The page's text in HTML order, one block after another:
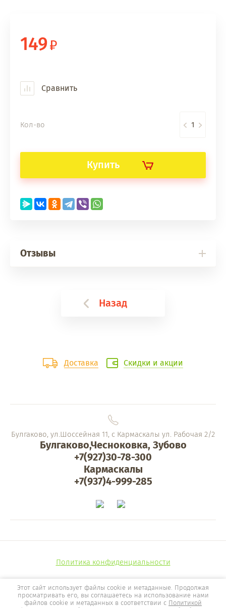
149
Сравнить
Кол-во
Купить
Отзывы
Назад
Доставка Скидки и акции
Булгаково, ул.Шоссейная 11, с Кармаскалы ул. Рабочая 2/2
Булгаково,Чесноковка, Зубово
+7(927)30-78-300
Кармаскалы
+7(937)4-999-285
Политика конфиденциальности
Этот сайт использует файлы cookie и метаданные. Продолжая
просматривать его, вы соглашаетесь на использование нами
файлов cookie и метаданных в соответствии с Политикой